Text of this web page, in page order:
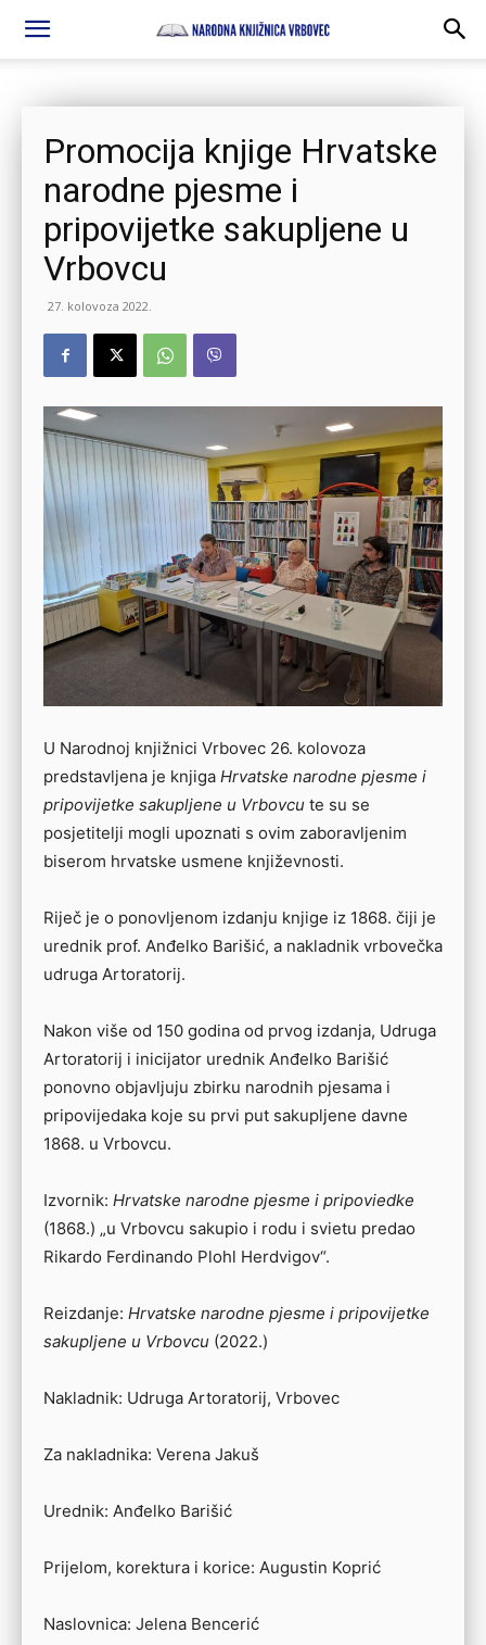
Promocija knjige Hrvatske
narodne pjesme i
pripovijetke sakupljene u
Vrbovcu
27. kolovoza 2022.
U Narodnoj knjižnici Vrbovec 26. kolovoza
predstavljena je knjiga Hrvatske narodne pjesme i
pripovijetke sakupljene u Vrbovcu te su se
posjetitelji mogli upoznati s ovim zaboravljenim
biserom hrvatske usmene književnosti.
Riječ je o ponovljenom izdanju knjige iz 1868. čiji je
urednik prof. Anđelko Barišić, a nakladnik vrbovečka
udruga Artoratorij.
Nakon više od 150 godina od prvog izdanja, Udruga
Artoratorij i inicijator urednik Anđelko Barišić
ponovno objavljuju zbirku narodnih pjesama i
pripovijedaka koje su prvi put sakupljene davne
1868. u Vrbovcu.
Izvornik: Hrvatske narodne pjesme i pripoviedke
(1868.) „u Vrbovcu sakupio i rodu i svietu predao
Rikardo Ferdinando Plohl Herdvigov“.
Reizdanje: Hrvatske narodne pjesme i pripovijetke
sakupljene u Vrbovcu (2022.)
Nakladnik: Udruga Artoratorij, Vrbovec
Za nakladnika: Verena Jakuš
Urednik: Anđelko Barišić
Prijelom, korektura i korice: Augustin Koprić
Naslovnica: Jelena Bencerić